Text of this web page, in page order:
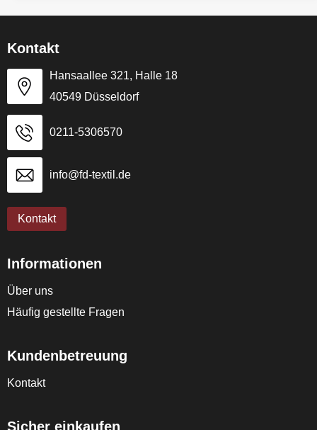
Kontakt
Hansaallee 321, Halle 18
40549 Düsseldorf
0211-5306570
info@fd-textil.de
Kontakt
Informationen
Über uns
Häufig gestellte Fragen
Kundenbetreuung
Kontakt
Sicher einkaufen